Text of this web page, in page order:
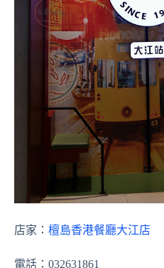
店家： 檀島香港餐廳大江店
電話：032631861